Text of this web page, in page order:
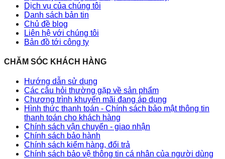
Dịch vụ của chúng tôi
Danh sách bản tin
Chủ đề blog
Liên hệ với chúng tôi
Bản đồ tới công ty
CHĂM SÓC KHÁCH HÀNG
Hướng dẫn sử dụng
Các câu hỏi thường gặp về sản phẩm
Chương trình khuyến mãi đang áp dụng
Hình thức thanh toán - Chính sách bảo mật thông tin
thanh toán cho khách hàng
Chính sách vận chuyển - giao nhận
Chính sách bảo hành
Chính sách kiểm hàng, đổi trả
Chính sách bảo vệ thông tin cá nhân của người dùng